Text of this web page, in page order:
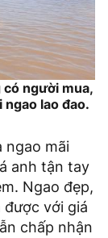
người mua,
lao đao.
ngao mãi
anh tận tay
Ngao đẹp,
với giá
chấp nhận